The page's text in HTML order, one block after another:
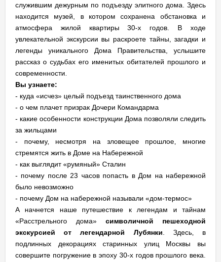
служившим дежурным по подъезду элитного дома. Здесь
находится музей, в котором сохранена обстановка и
атмосфера жилой квартиры 30-х годов. В ходе
увлекательной экскурсии вы раскроете тайны, загадки и
легенды уникального Дома Правительства, услышите
рассказ о судьбах его именитых обитателей прошлого и
современности.
Вы узнаете:
- куда «исчез» целый подъезд таинственного дома
- о чем плачет призрак Дочери Командарма
- какие особенности конструкции Дома позволяли следить
за жильцами
- почему, несмотря на зловещее прошлое, многие
стремятся жить в Доме на Набережной
- как выглядит «румяный» Сталин
- почему после 23 часов попасть в Дом на набережной
было невозможно
- почему Дом на набережной называли «дом-термос»
А начнется наше путешествие к легендам и тайнам
«Расстрельного дома» символичной
пешеходной
экскурсией от легендарной Лубянки . Здесь, в
подлинных декорациях старинных улиц Москвы вы
совершите погружение в эпоху 30-х годов прошлого века.